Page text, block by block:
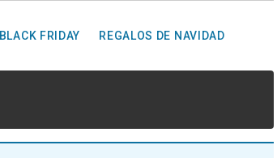
BLACK FRIDAY
REGALOS DE NAVIDAD